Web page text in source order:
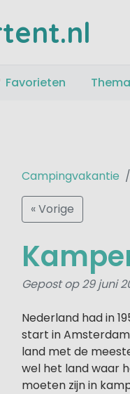
Favorieten
Campingvakantie
« Vorige
Gepost op 29 juni
Nederland had in
start in
land met de
wel het land waar
moeten zijn in